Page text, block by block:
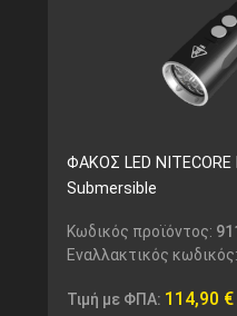
ΦΑΚΟΣ LED NITECORE
Submersible
Κωδικός προϊόντος:
Εναλλακτικός κωδικός:
Τιμή με ΦΠΑ: 114,90 €